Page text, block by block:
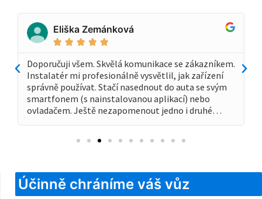
Eliška Zemánková
    
Doporučuji všem. Skvělá komunikace se zákazníkem.
Instalatér mi profesionálně vysvětlil, jak zařízení
správně používat. Stačí nasednout do auta se svým
smartfonem (s nainstalovanou aplikací) nebo
ovladačem. Ještě nezapomenout jedno i druhé…
Účinně chráníme váš vůz